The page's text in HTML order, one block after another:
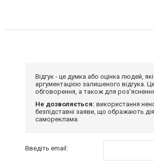
Відгук - це думка або оцінка людей,
аргументацією залишеного відгука.
обговорення, а також для
Не дозволяється: використання
безпідставні заяви, що ображають
самореклама.
Введіть email: